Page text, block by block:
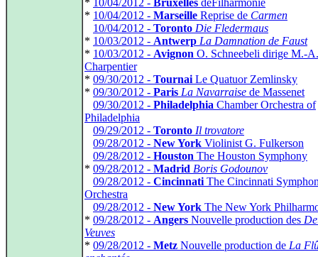
* 10/04/2012 - Bruxelles deFilharmonie
* 10/04/2012 - Marseille Reprise de Carmen
10/04/2012 - Toronto Die Fledermaus
* 10/03/2012 - Antwerp La Damnation de Faust
* 10/03/2012 - Avignon O. Schneebeli dirige M.-A.
Charpentier
* 09/30/2012 - Tournai Le Quatuor Zemlinsky
* 09/30/2012 - Paris La Navarraise de Massenet
09/30/2012 - Philadelphia Chamber Orchestra of
Philadelphia
09/29/2012 - Toronto Il trovatore
09/28/2012 - New York Violinist G. Fulkerson
09/28/2012 - Houston The Houston Symphony
* 09/28/2012 - Madrid Boris Godounov
09/28/2012 - Cincinnati The Cincinnati
Orchestra
09/28/2012 - New York The New York
* 09/28/2012 - Angers Nouvelle production des
Veuves
* 09/28/2012 - Metz Nouvelle production de La